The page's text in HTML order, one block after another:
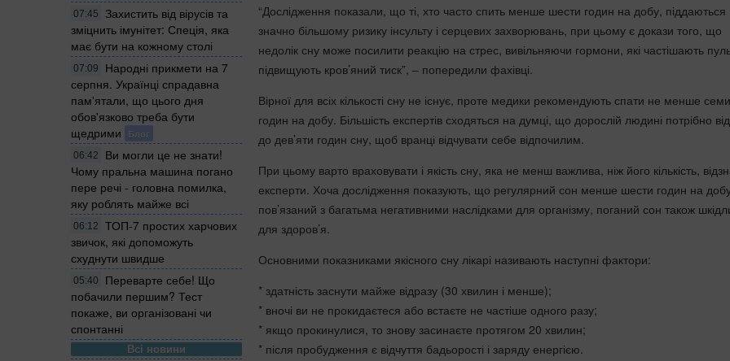
07:45
Захистить від вірусів та
зміцнить імунітет: Спеція, яка
має бути на кожному столі
07:09
Народні прикмети на 7
серпня. Українці спрадавна
пам'ятали, що цього дня
обов'язково треба бути
щедрими
Блог
06:42
Ви могли це не знати!
Чому пральна машина погано
пере речі - головна помилка,
яку роблять майже всі
06:12
ТОП-7 простих харчових
звичок, які допоможуть
схуднути швидше
05:40
Переварте себе! Що
побачили першим? Тест
покаже, ви організовані чи
спонтанні
Всі новини
“Дослідження показали, що ті, хто часто спить менше шести годин на добу, піддаються
значно більшому ризику інсульту і серцевих захворювань, при цьому є докази того, що
недолік сну може посилити реакцію на стрес, вивільняючи гормони, які частішають
підвищують кров’яний тиск”, – попередили фахівці.
Вірної для всіх кількості сну не існує, проте медики рекомендують спати не менше семи
годин на добу. Більшість експертів сходяться на думці, що дорослій людині потрібно
до дев’яти годин сну, щоб вранці відчувати себе відпочилим.
При цьому варто враховувати і якість сну, яка не менш важлива, ніж його кількість,
експерти. Хоча дослідження показують, що регулярний сон менше шести годин на
пов’язаний з багатьма негативними наслідками для організму, поганий сон також
для здоров’я.
Основними показниками якісного сну лікарі називають наступні фактори:
* здатність заснути майже відразу (30 хвилин і менше);
* вночі ви не прокидаєтеся або встаєте не частіше одного разу;
* якщо прокинулися, то знову засинаєте протягом 20 хвилин;
* після пробудження є відчуття бадьорості і заряду енергією.